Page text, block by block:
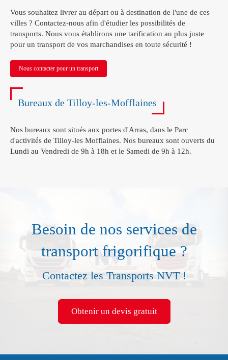
Vous souhaitez livrer au départ ou à destination de l'une de ces
villes ? Contactez-nous afin d'étudier les possibilités de
transports. Nous vous établirons une tarification au plus juste
pour un transport de vos marchandises en toute sécurité !
Nous contacter pour un transport
Bureaux de Tilloy-les-Mofflaines
Nos bureaux sont situés aux portes d'Arras, dans le Parc
d'activités de Tilloy-les Mofflaines. Nos bureaux sont ouverts du
Lundi au Vendredi de 9h à 18h et le Samedi de 9h à 12h.
Besoin de nos services de
transport frigorifique ?
Contactez les Transports NVT !
Obtenir un devis gratuit